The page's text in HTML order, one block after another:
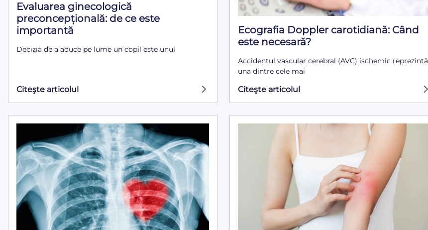
Evaluarea ginecologică
preconcepțională: de ce este
importantă
Decizia de a aduce pe lume un copil este unul
Citeşte articolul
Ecografia Doppler carotidiană: Când
este necesară?
Accidentul vascular cerebral (AVC) ischemic reprezintă
una dintre cele mai
Citeşte articolul